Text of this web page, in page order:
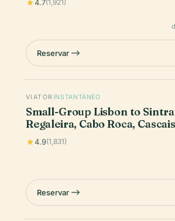
4.7(1,921)
Reservar
VIATOR INSTANTÁNEO
Small-Group Lisbon to
Regaleira, Cabo Roca, Cascais
4.9(1,831)
Reservar